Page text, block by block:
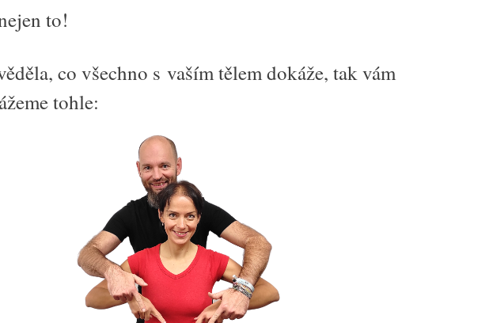
to!
co všechno s vaším tělem dokáže, tak vám
tohle: